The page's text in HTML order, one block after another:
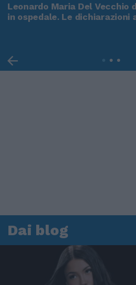
Leonardo Maria Del Vecchio
in ospedale. Le dichiarazioni
Dai blog